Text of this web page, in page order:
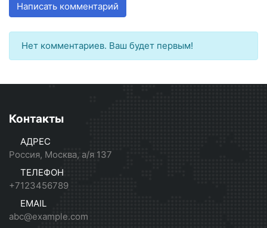
Написать комментарий
Нет комментариев. Ваш будет первым!
Контакты
АДРЕС
Россия, Москва, а/я 137
ТЕЛЕФОН
+7123456789
EMAIL
abc@example.com